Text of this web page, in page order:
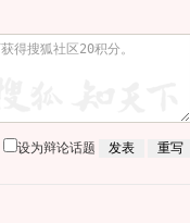
设为辩论话题